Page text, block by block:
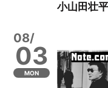
小山田壮
08/
03
MON